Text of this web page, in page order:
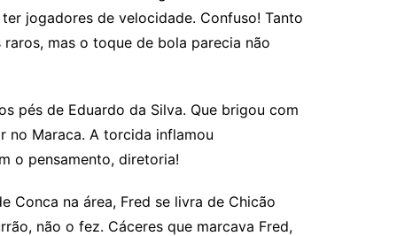
jogadores de velocidade. Confuso! Tanto
mas o toque de bola parecia não
pés de Eduardo da Silva. Que brigou com
no Maraca. A torcida inflamou
o pensamento, diretoria!
Conca na área, Fred se livra de Chicão
não o fez. Cáceres que marcava Fred,